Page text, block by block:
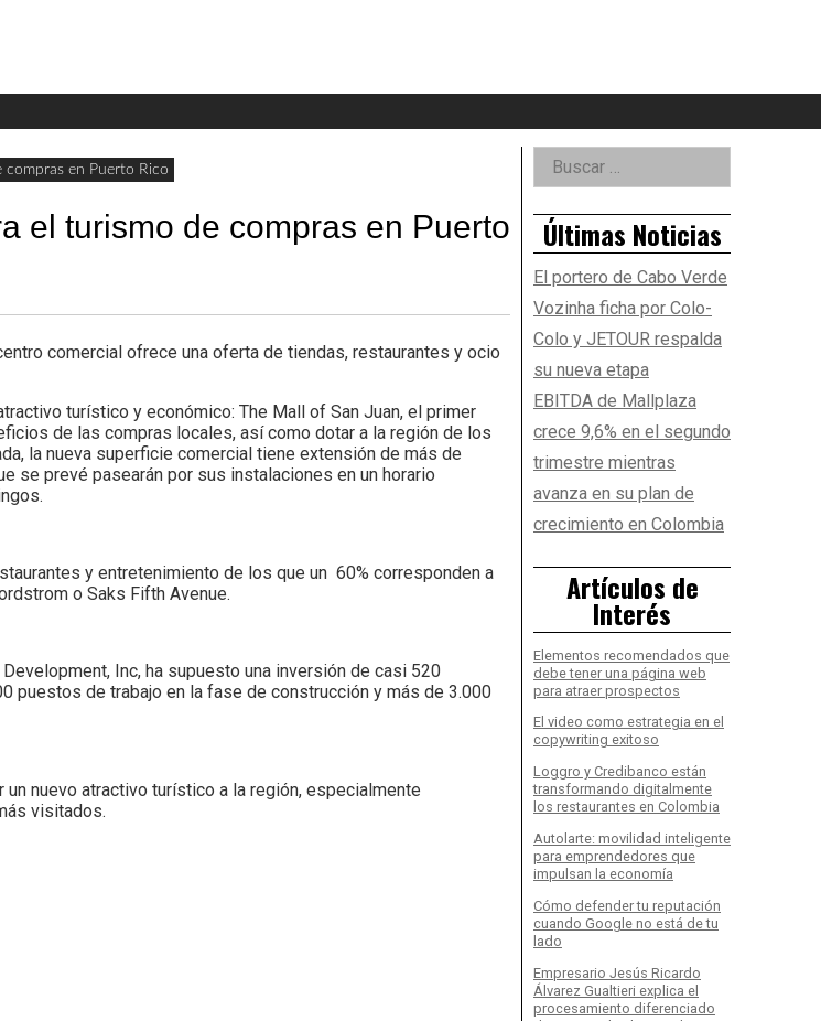
Widget
compras en Puerto Rico
el turismo de compras en Puerto
comercial ofrece una oferta de tiendas, restaurantes y ocio
turístico y económico: The Mall of San Juan, el primer
de las compras locales, así como dotar a la región de los
la nueva superficie comercial tiene extensión de más de
prevé pasearán por sus instalaciones en un horario
y entretenimiento de los que un 60% corresponden a
o Saks Fifth Avenue.
Inc, ha supuesto una inversión de casi 520
puestos de trabajo en la fase de construcción y más de 3.000
nuevo atractivo turístico a la región, especialmente
visitados.
Right
Asides
Buscar:
Últimas Noticias
El portero de Cabo Verde
Vozinha ficha por Colo-
Colo y JETOUR respalda
su nueva etapa
EBITDA de Mallplaza
crece 9,6% en el segundo
trimestre mientras
avanza en su plan de
crecimiento en Colombia
Artículos de
Interés
Elementos recomendados que
debe tener una página web
para atraer prospectos
El video como estrategia en el
copywriting exitoso
Loggro y Credibanco están
transformando digitalmente
los restaurantes en Colombia
Autolarte: movilidad inteligente
para emprendedores que
impulsan la economía
Cómo defender tu reputación
cuando Google no está de tu
lado
Empresario Jesús Ricardo
Álvarez Gualtieri explica el
procesamiento diferenciado